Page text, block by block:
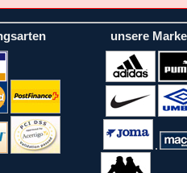
unsere